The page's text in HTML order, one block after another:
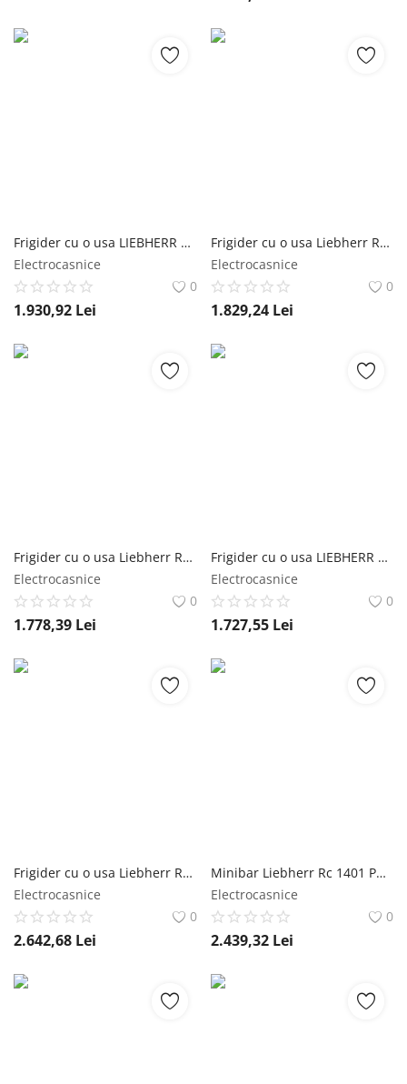
Frigider cu o usa LIEBHERR Rd 1401 Pure, 112 l, H 85 cm, Clasa D, alb Liebherr
Electrocasnice
0
1.930,92 Lei
Frigider cu o usa Liebherr Rd 1400, 125 l, Clasa D, SuperCool, TouchControl, H 85 cm, Alb Liebherr
Electrocasnice
0
1.829,24 Lei
Frigider cu o usa Liebherr Rd 1201, 98 l, Clasa D, SuperCool, TouchControl, H 85 cm, Alb Liebherr
Electrocasnice
0
1.778,39 Lei
Frigider cu o usa LIEBHERR Rd 1200 Pure, 111 l, H 85 cm, Clasa D, alb Liebherr
Electrocasnice
0
1.727,55 Lei
Frigider cu o usa Liebherr Rci 1621, 125 l, EasyFresh, SuperCool, TouchControl, Clasa C, H 85 cm, Alb Liebherr
Electrocasnice
0
2.642,68 Lei
Minibar Liebherr Rc 1401 Pure, SuperCool, 111 l, 55 cm, Touch Control, Blat durabil, Clasa C Liebherr
Electrocasnice
0
2.439,32 Lei